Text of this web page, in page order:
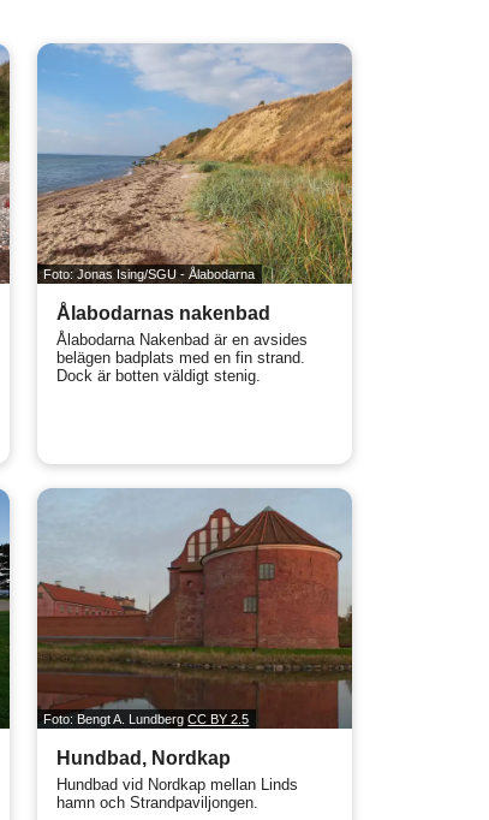
Foto: Jonas Ising/SGU - Ålabodarna
Ålabodarnas nakenbad
Ålabodarna Nakenbad är en avsides
belägen badplats med en fin strand.
Dock är botten väldigt stenig.
Foto: Bengt A. LundbergCC BY 2.5
Hundbad, Nordkap
Hundbad vid Nordkap mellan Linds
hamn och Strandpaviljongen.